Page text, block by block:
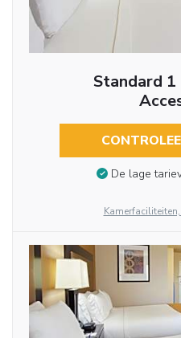
Standard 1
De lage